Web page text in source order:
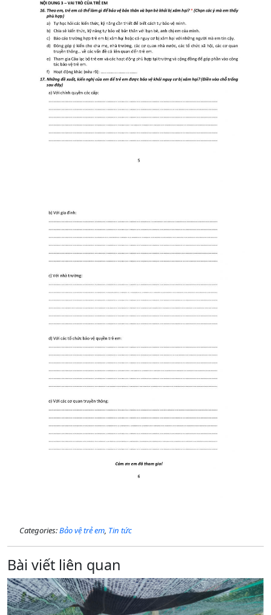
Categories:Bảo vệ trẻ em, Tin tức
Bài viết liên quan